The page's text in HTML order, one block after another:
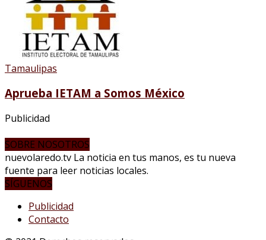
Tamaulipas
Aprueba IETAM a Somos México
Publicidad
SOBRE NOSOTROS
nuevolaredo.tv La noticia en tus manos, es tu nueva
fuente para leer noticias locales.
SÍGUENOS
Publicidad
Contacto